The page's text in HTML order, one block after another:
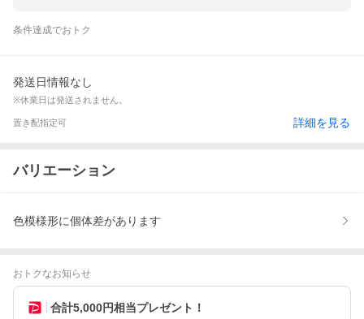
条件達成でおトク
発送日情報なし
※休業日は発送されません。
置き配指定可 詳細を見る
バリエーション
色模様形に個体差があります
おトクなお知らせ
合計5,000円相当プレゼント！